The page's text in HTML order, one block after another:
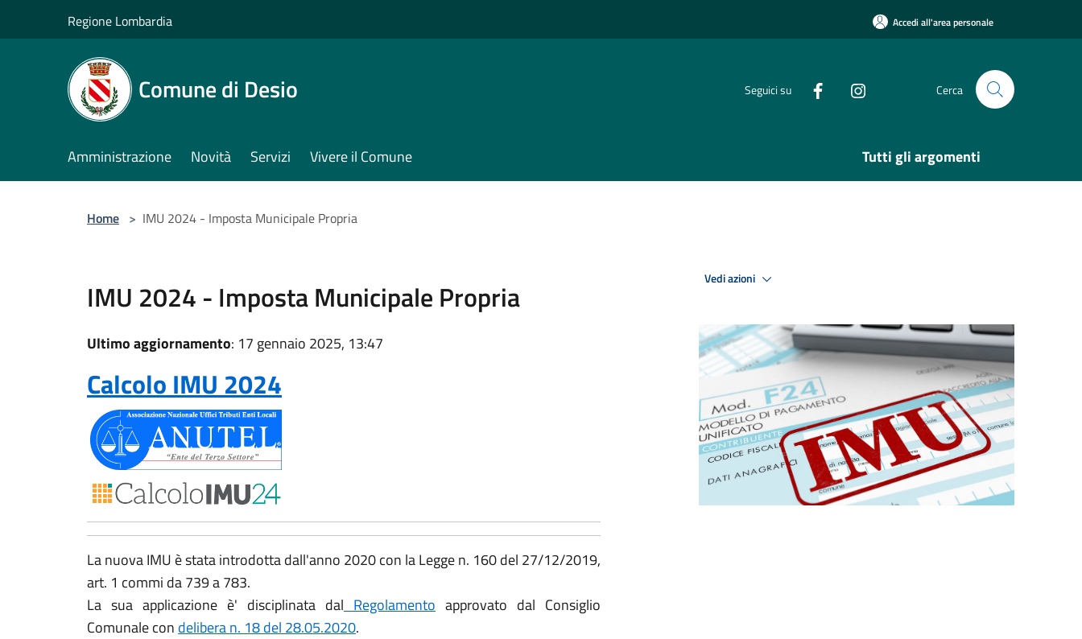
Regione Lombardia Accedi all'area personale
Comune di Desio Seguici su Cerca
Amministrazione Novità Servizi Vivere il Comune Tutti gli argomenti
Home > IMU 2024 - Imposta Municipale Propria
IMU 2024 - Imposta Municipale Propria
Ultimo aggiornamento: 17 gennaio 2025, 13:47
Calcolo IMU 2024
La nuova IMU è stata introdotta dall'anno 2020 con la Legge n. 160 del 27/12/2019,
art. 1 commi da 739 a 783.
La sua applicazione è' disciplinata dal Regolamento approvato dal Consiglio
Comunale con delibera n. 18 del 28.05.2020.
Vedi azioni